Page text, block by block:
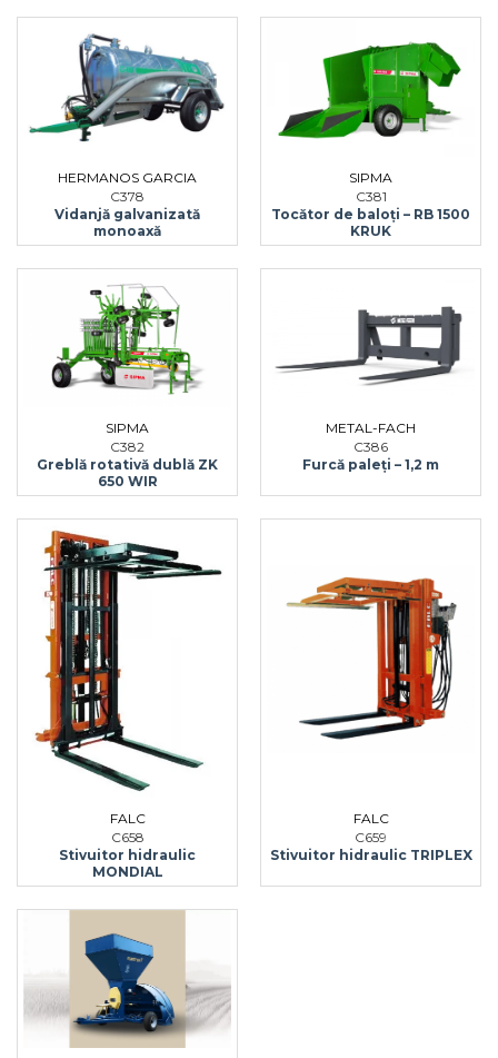
HERMANOS GARCIA
C378
Vidanjă galvanizată
monoaxă
SIPMA
C381
Tocător de baloți – RB 1500
KRUK
SIPMA
C382
Greblă rotativă dublă ZK
650 WIR
METAL-FACH
C386
Furcă paleți – 1,2 m
FALC
C658
Stivuitor hidraulic
MONDIAL
FALC
C659
Stivuitor hidraulic TRIPLEX